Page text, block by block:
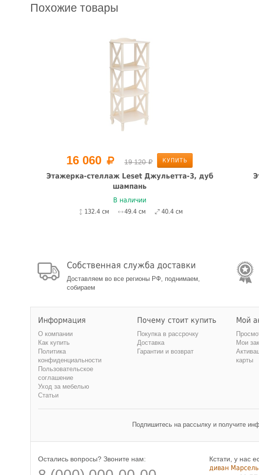
Похожие товары
16 060 19 120 КУПИТЬ
Этажерка-стеллаж Leset Джульетта-3, дуб
шампань
В наличии
132.4 см 49.4 см 40.4 см
Собственная служба доставки
Доставляем во все регионы РФ, поднимаем,
собираем
Информация
О компании
Как купить
Политика
конфиденциальности
Пользовательское
соглашение
Уход за мебелью
Статьи
Почему стоит купить
Покупка в рассрочку
Доставка
Гарантии и возврат
Мой
Мои
карты
Подпишитесь на рассылку и получите
Остались вопросы? Звоните нам:
Кстати, у нас
диван